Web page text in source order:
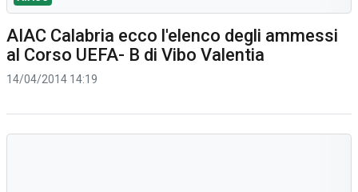
AIAC Calabria ecco l'elenco degli ammessi
al Corso UEFA- B di Vibo Valentia
14/04/2014 14:19